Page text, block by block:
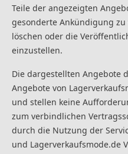
Teile der angezeigten
gesonderte Ankündigung
löschen oder die
einzustellen.
Die dargestellten Angebote
Angebote von
und stellen keine
zum verbindlichen
durch die Nutzung der
und Lagerverkaufsmode.de